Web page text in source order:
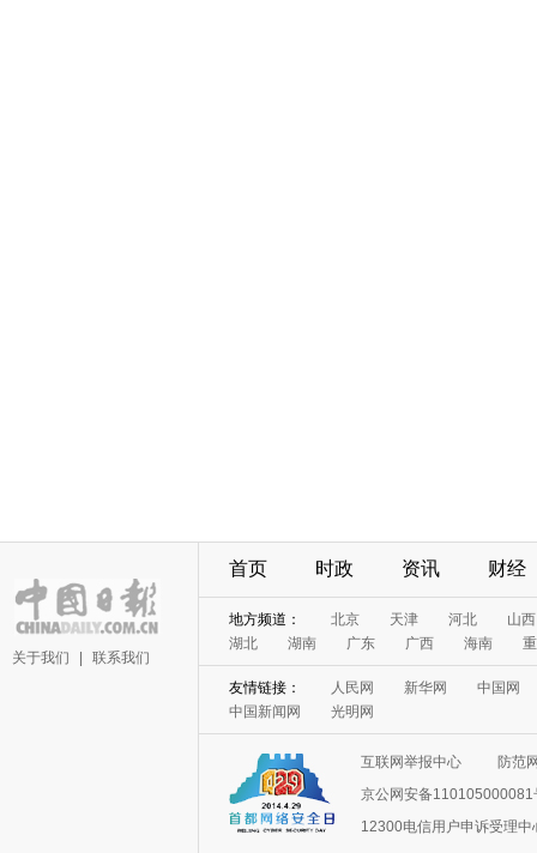
关于我们 联系我们
首页 时政 资讯 财经
地方频道： 北京 天津 河北
山西
湖北
湖南 广东 广西 海南
友情链接： 人民网 新华网
中国网
中国新闻网
光明网
互联网举报中心
防范
京公网安备110105000081
12300电信用户申诉受理中